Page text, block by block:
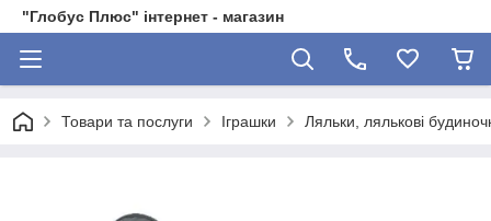
"Глобус Плюс" інтернет - магазин
Товари та послуги Іграшки Ляльки, лялькові